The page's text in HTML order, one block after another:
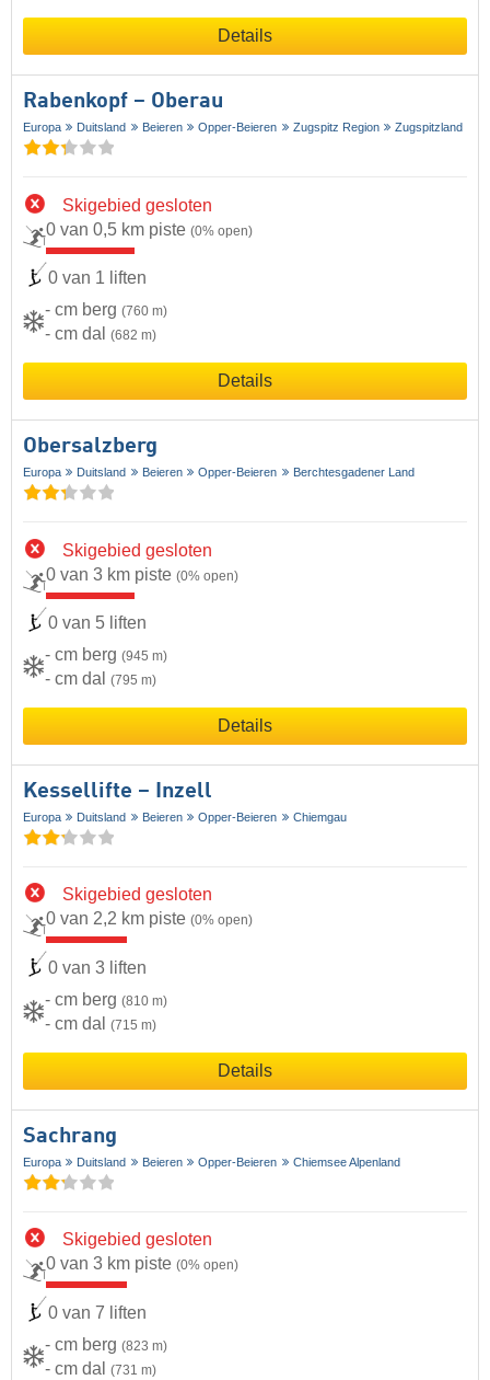
Details
Rabenkopf – Oberau
Europa Duitsland Beieren Opper-Beieren Zugspitz Region Zugspitzland
Skigebied gesloten
0 van 0,5 km piste (0% open)
0 van 1 liften
- cm berg (760 m)
- cm dal (682 m)
Details
Obersalzberg
Europa Duitsland Beieren Opper-Beieren Berchtesgadener Land
Skigebied gesloten
0 van 3 km piste (0% open)
0 van 5 liften
- cm berg (945 m)
- cm dal (795 m)
Details
Kessellifte – Inzell
Europa Duitsland Beieren Opper-Beieren Chiemgau
Skigebied gesloten
0 van 2,2 km piste (0% open)
0 van 3 liften
- cm berg (810 m)
- cm dal (715 m)
Details
Sachrang
Europa Duitsland Beieren Opper-Beieren Chiemsee Alpenland
Skigebied gesloten
0 van 3 km piste (0% open)
0 van 7 liften
- cm berg (823 m)
- cm dal (731 m)